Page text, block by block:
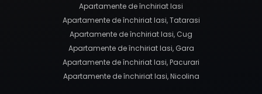
Apartamente de închiriat Iasi
Apartamente de închiriat Iasi, Tatarasi
Apartamente de închiriat Iasi, Cug
Apartamente de închiriat Iasi, Gara
Apartamente de închiriat Iasi, Pacurari
Apartamente de închiriat Iasi, Nicolina